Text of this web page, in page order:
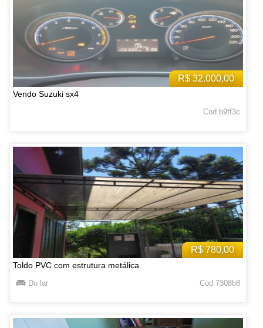
R$ 32.000,00
Vendo Suzuki sx4
Cod b9ff3c
R$ 780,00
Toldo PVC com estrutura metálica
Do lar Cod 7308b8